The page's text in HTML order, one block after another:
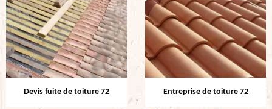
Devis fuite de toiture 72 Entreprise de toiture 72